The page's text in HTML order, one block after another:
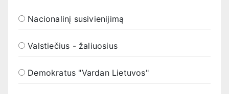
Nacionalinį susivienijimą
Valstiečius - žaliuosius
Demokratus "Vardan Lietuvos"